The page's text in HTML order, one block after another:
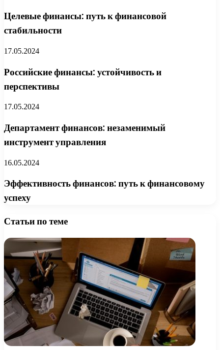
Целевые финансы: путь к финансовой
стабильности
17.05.2024
Российские финансы: устойчивость и
перспективы
17.05.2024
Департамент финансов: незаменимый
инструмент управления
16.05.2024
Эффективность финансов: путь к финансовому
успеху
Статьи по теме